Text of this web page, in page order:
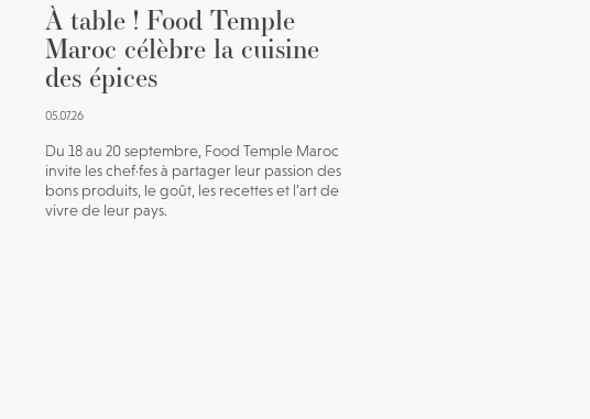
À table ! Food Temple
Maroc célèbre la cuisine
des épices
05.07.26
Du 18 au 20 septembre, Food Temple Maroc
invite les chef·fes à partager leur passion des
bons produits, le goût, les recettes et l’art de
vivre de leur pays.